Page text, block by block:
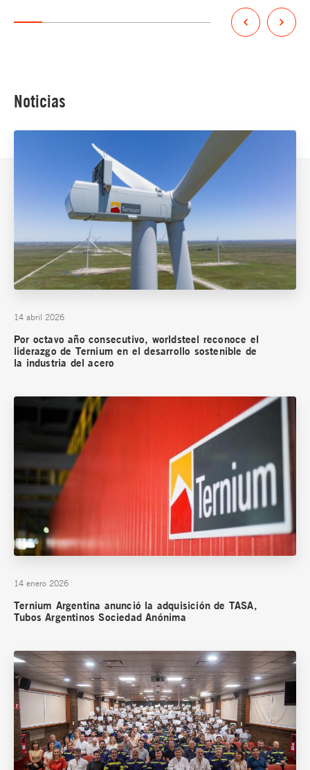
Noticias
14 abril 2026
Por octavo año consecutivo, worldsteel reconoce el
liderazgo de Ternium en el desarrollo sostenible de
la industria del acero
14 enero 2026
Ternium Argentina anunció la adquisición de TASA,
Tubos Argentinos Sociedad Anónima